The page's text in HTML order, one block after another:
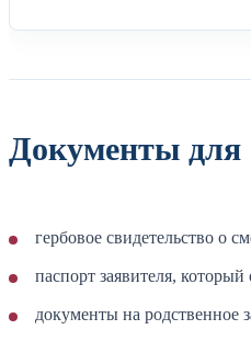
Документы для
гербовое свидетельство о
паспорт заявителя,
документы на родственное